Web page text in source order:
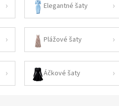
Elegantné šaty
Plážové šaty
Áčkové šaty